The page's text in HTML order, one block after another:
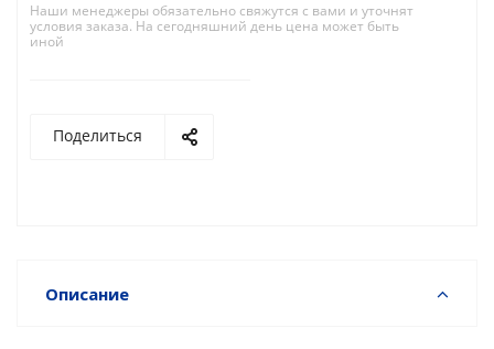
Наши менеджеры обязательно свяжутся с вами и уточнят
условия заказа. На сегодняшний день цена может быть
иной
Поделиться
Описание